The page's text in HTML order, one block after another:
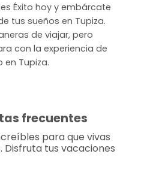
Éxito hoy y embárcate
tus sueños en Tupiza.
de viajar, pero
con la experiencia de
en Tupiza.
frecuentes
para que vivas
Disfruta tus vacaciones